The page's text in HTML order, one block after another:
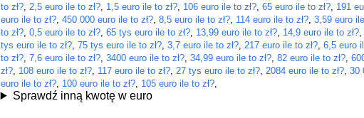
to zł?, 2,5 euro ile to zł?, 1,5 euro ile to zł?, 106 euro ile to zł?, 65 euro ile to zł?, 191
euro ile to zł?, 450 000 euro ile to zł?, 8,5 euro ile to zł?, 114 euro ile to zł?, 3,59 euro
to zł?, 0,5 euro ile to zł?, 65 tys euro ile to zł?, 13,99 euro ile to zł?, 14,9 euro ile to zł?,
tys euro ile to zł?, 75 tys euro ile to zł?, 3,7 euro ile to zł?, 217 euro ile to zł?, 6,5 euro
to zł?, 7,6 euro ile to zł?, 3400 euro ile to zł?, 34,99 euro ile to zł?, 82 euro ile to zł?,
zł?, 108 euro ile to zł?, 117 euro ile to zł?, 27 tys euro ile to zł?, 2084 euro ile to zł?, 30
euro ile to zł?, 100 euro ile to zł?, 105 euro ile to zł?,
Sprawdź inną kwotę w euro